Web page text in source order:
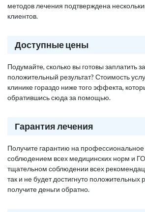
методов лечения подтверждена
клиентов.
Доступные цены
Подумайте, сколько вы готовы заплатить
положительный результат? Стоимость
клинике гораздо ниже того эффекта,
обратившись сюда за помощью.
Гарантия лечения
Получите гарантию на
соблюдением всех медицинских норм и
тщательном соблюдении всех
так и не будет достигнуто положительных
получите деньги обратно.